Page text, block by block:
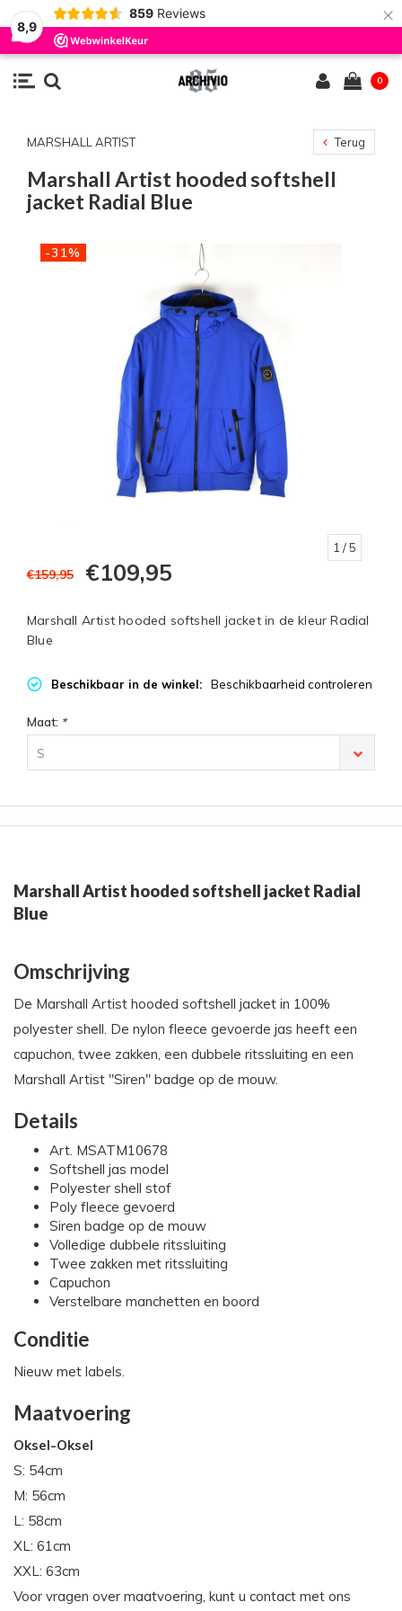
8,9
859 Reviews ×
0
MARSHALL ARTIST Terug
Marshall Artist hooded softshell
jacket Radial Blue
-31%
1 / 5
€159,95 €109,95
Marshall Artist hooded softshell jacket in de kleur Radial
Blue
Beschikbaar in de winkel: Beschikbaarheid controleren
Maat: *
S
Marshall Artist hooded softshell jacket Radial
Blue
Omschrijving
De Marshall Artist hooded softshell jacket in 100%
polyester shell. De nylon fleece gevoerde jas heeft een
capuchon, twee zakken, een dubbele ritssluiting en een
Marshall Artist "Siren" badge op de mouw.
Details
Art. MSATM10678
Softshell jas model
Polyester shell stof
Poly fleece gevoerd
Siren badge op de mouw
Volledige dubbele ritssluiting
Twee zakken met ritssluiting
Capuchon
Verstelbare manchetten en boord
Conditie
Nieuw met labels.
Maatvoering
Oksel-Oksel
S: 54cm
M: 56cm
L: 58cm
XL: 61cm
XXL: 63cm
Voor vragen over maatvoering, kunt u contact met ons